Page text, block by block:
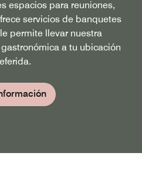
espacios para reuniones,
servicios de banquetes
permite llevar nuestra
a tu ubicación